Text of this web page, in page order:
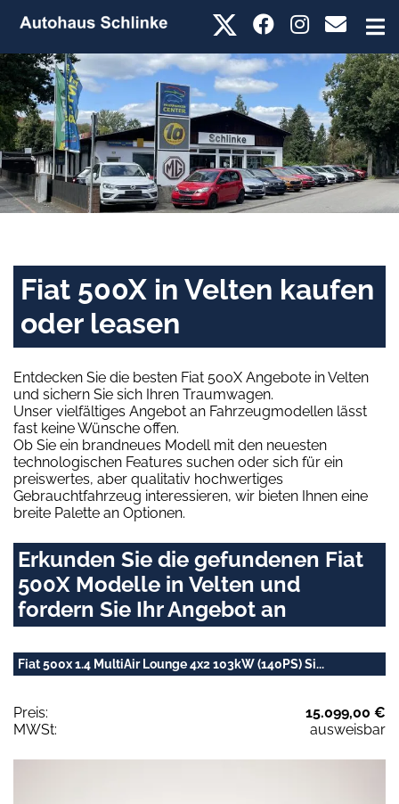
Fiat 500X in Velten kaufen
oder leasen
Entdecken Sie die besten Fiat 500X Angebote in Velten
und sichern Sie sich Ihren Traumwagen.
Unser vielfältiges Angebot an Fahrzeugmodellen lässt
fast keine Wünsche offen.
Ob Sie ein brandneues Modell mit den neuesten
technologischen Features suchen oder sich für ein
preiswertes, aber qualitativ hochwertiges
Gebrauchtfahrzeug interessieren, wir bieten Ihnen eine
breite Palette an Optionen.
Erkunden Sie die gefundenen Fiat
500X Modelle in Velten und
fordern Sie Ihr Angebot an
Fiat 500x 1.4 MultiAir Lounge 4x2 103kW (140PS) Si...
Preis:
15.099,00 €
MWSt:
ausweisbar